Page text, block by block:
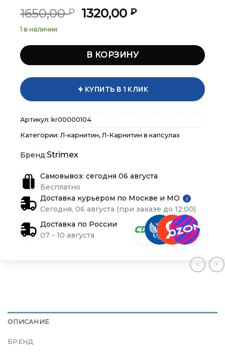
1650,00₽
Первоначальная
1650,00 ₽.
1320,00₽Текущая
1 в наличии
В КОРЗИНУ
КУПИТЬ В 1 КЛИК
Артикул: kr00000104
Категории:Л-карнитин,Л-Карнитин в капсулах
Strimex
Самовывоз: сегодня 06 августа
Бесплатно
Доставка курьером по Москве и МО
i
Сегодня, 06 августа (при заказе до 12:00)
Доставка по России
07 - 10 августа
ОПИСАНИЕ
БРЕНД
×
Каталог
Бренды
Подарочные сертификаты
Магазины
Контакты
Доставка и оплата
×
Каталог
Бренды
Подарочные сертификаты
Магазины
Контакты
Доставка и оплата
×
Каталог
Бренды
Подарочные сертификаты
Магазины
Контакты
Доставка и оплата